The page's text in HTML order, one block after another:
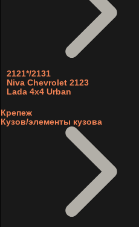
2121*/2131
Niva Chevrolet 2123
Lada 4x4 Urban
Крепеж
Кузов/элементы кузова